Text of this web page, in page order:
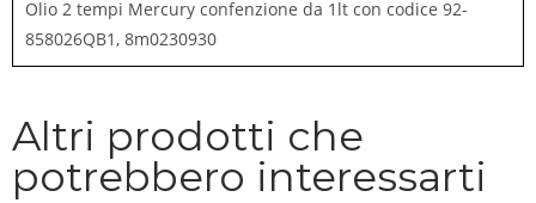
Olio 2 tempi Mercury confenzione da 1lt con codice 92-
858026QB1, 8m0230930
Altri prodotti che
potrebbero interessarti